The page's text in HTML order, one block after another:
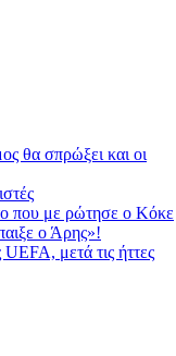
θα σπρώξει και οι
που με ρώτησε ο Κόκε
ο Άρης»!
μετά τις ήττες